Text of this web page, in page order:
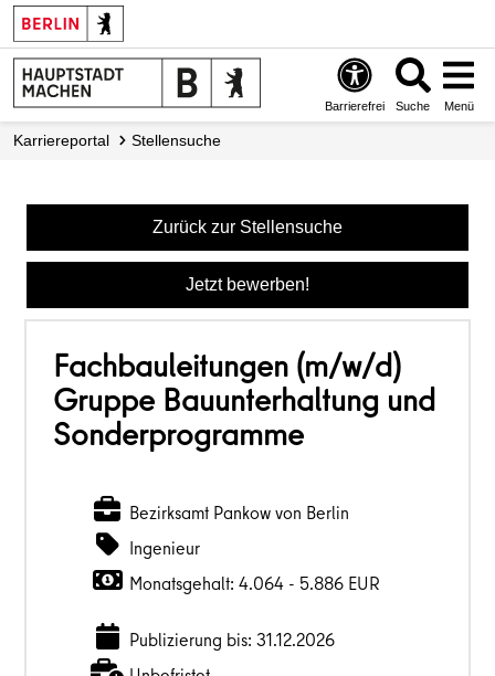
Barrierefrei Suche Menü
Karriereportal Stellensuche
Zurück zur Stellensuche
Jetzt bewerben!
Fachbauleitungen (m/w/d)
Gruppe Bauunterhaltung und
Sonderprogramme
Bezirksamt Pankow von Berlin
Ingenieur
Monatsgehalt: 4.064 - 5.886 EUR
Publizierung bis: 31.12.2026